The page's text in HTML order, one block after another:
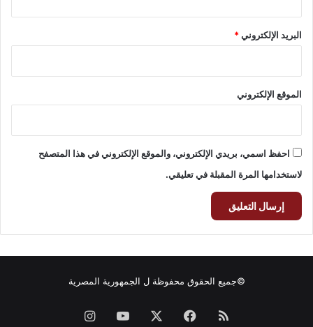
البريد الإلكتروني*
الموقع الإلكتروني
احفظ اسمي، بريدي الإلكتروني، والموقع الإلكتروني في هذا المتصفح
لاستخدامها المرة المقبلة في تعليقي.
©جميع الحقوق محفوظة ل الجمهورية المصرية
ملخص فيسبوك ‫YouTube